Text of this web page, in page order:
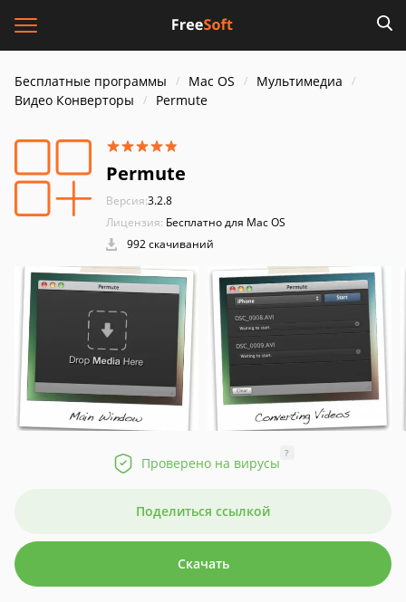
Бесплатные программы Mac OS
Мультимедиа
Видео Конверторы
Permute
Permute
Версия:3.2.8
Лицензия: Бесплатно для Mac OS
992 скачиваний
Проверено на вирусы
?
Поделиться ссылкой
Скачать